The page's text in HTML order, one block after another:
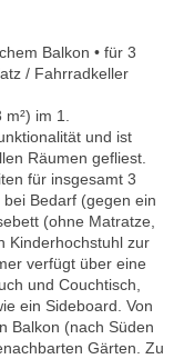
Balkon • für 3
/ Fahrradkeller
im 1.
und ist
Räumen gefliest.
für insgesamt 3
Bedarf (gegen ein
(ohne Matratze,
Kinderhochstuhl zur
verfügt über eine
und Couchtisch,
ein Sideboard. Von
Balkon (nach Süden
Gärten. Zu